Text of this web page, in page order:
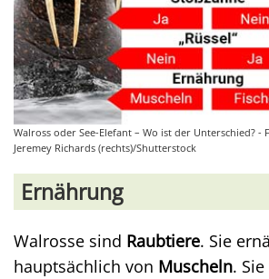
Walross oder See-Elefant – Wo ist der Unterschied? -
Jeremey Richards (rechts)/Shutterstock
Ernährung
Walrosse sind Raubtiere. Sie
hauptsächlich von Muscheln.